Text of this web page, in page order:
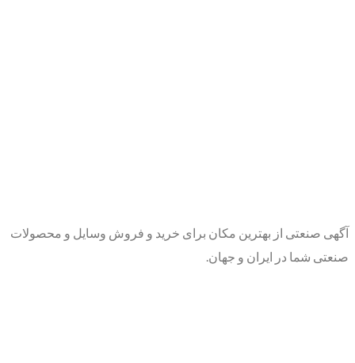
آگهی صنعتی از بهترین مکان برای خرید و فروش وسایل و محصولات
صنعتی شما در ایران و جهان.